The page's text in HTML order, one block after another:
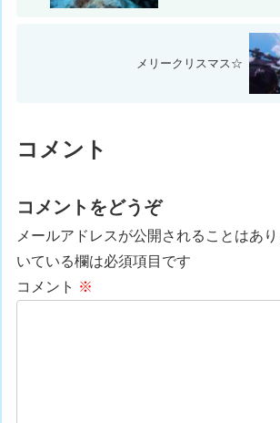
メリークリスマス☆
コメント
コメントをどうぞ
メールアドレスが公開されることはあり
いている欄は必須項目です
コメント ※